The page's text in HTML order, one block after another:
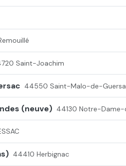
Saint-Joachim
44550 Saint-Malo-de-
(neuve) 44130 Notre-Dame-
44410 Herbignac